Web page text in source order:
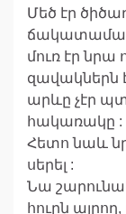
Մեծ էր
մուռ էր նրա
զավակներն
արևը չէր
հակառակը :
Հետո նաև
սերել :
Նա
հուրն